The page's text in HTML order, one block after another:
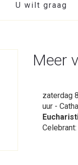
U wilt graag
Meer
zaterdag
uur -